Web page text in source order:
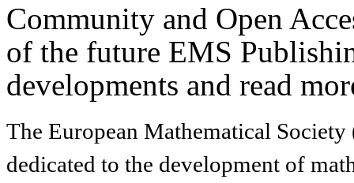
Community and Open
of the future EMS
developments and read
The European Mathematical
dedicated to the development of